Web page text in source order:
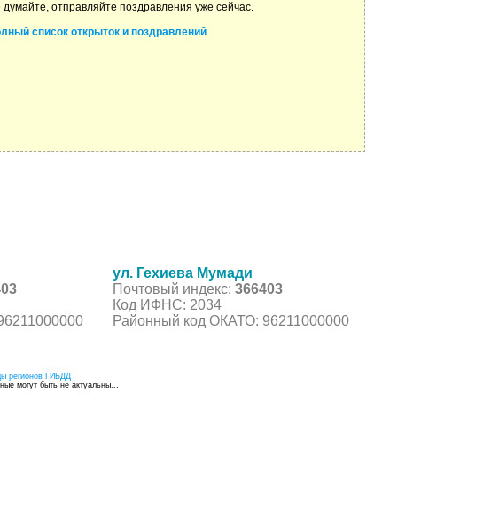
думайте, отправляйте поздравления уже сейчас.
список открыток и поздравлений
ул. Гехиева Мумади
Почтовый индекс: 366403
Код ИФНС: 2034
Районный код ОКАТО: 96211000000
регионов ГИБДД
могут быть не актуальны...